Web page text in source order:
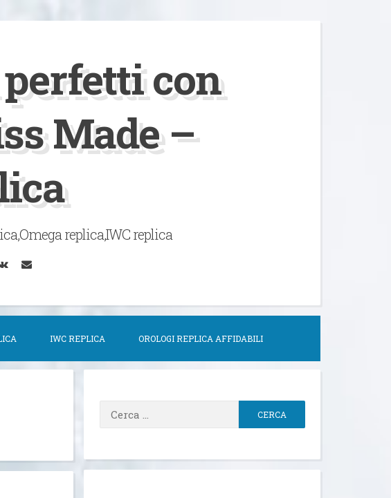
con
Made –
replica,IWC replica
VK Email
IWC REPLICA OROLOGI REPLICA AFFIDABILI
Ricerca
per: